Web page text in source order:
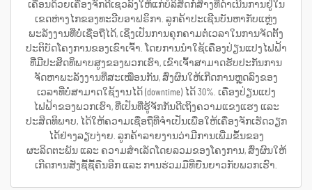
ເຄື່ອນດ້ວຍເຄື່ອງຈັກດີເຊວລົງໃຫ້ແກ່ບໍລິສັດກໍ່ສ້າງທີ່ດຳເນີນການຢູ່ໃນ
ເຂດຫ່າງໄກຂອງທະວີບອາຟຣິກາ. ລູກຄ້າປະເຊີນບັນຫາກັບແຫຼ່ງ
ພະລັງງານທີ່ບໍ່ເຊື່ອຖືໄດ້, ເຊິ່ງເປັນການຄຸກຄາມຕໍ່ເວລາໃນການຈັດຕັ້ງ
ປະຕິບັດໂຄງການຂອງເຂົາເຈົ້າ. ໂດຍການນຳໃຊ້ເຄື່ອງປ່ຽນແປງໄຟຟ້າ
ທີ່ມີປະສິດທິພາບສູງຂອງພວກເຮົາ, ເຂົາເຈົ້າສາມາດຮັບປະກັນການ
ຈັດຫາພະລັງງານທີ່ສະເໝືອນກັນ, ສົ່ງຜົນໃຫ້ເກີດການຫຼຸດລົງຂອງ
ເວລາທີ່ບໍ່ສາມາດໃຊ້ງານໄດ້ (downtime) ໄດ້ 30%. ເຄື່ອງປ່ຽນແປງ
ໄຟຟ້າຂອງພວກເຮົາ, ທີ່ເປັນທີ່ຮູ້ຈັກກັນດີເຖິງຄວາມແຂງແຮງ ແລະ
ປະສິດທິພາບ, ໄດ້ໃຫ້ຄວາມເຊື່ອຖືທີ່ຈຳເປັນເພື່ອໃຫ້ເຄື່ອງຈັກເຮັດວຽກ
ໄດ້ຢ່າງລຽບງ່າຍ. ລູກຄ້າລາຍງານວ່າມີການເພີ່ມຂຶ້ນຂອງ
ຜະລິດຕະພັນ ແລະ ຄວາມສຳເລັດໂດຍລວມຂອງໂຄງການ, ສົ່ງຜົນໃຫ້
ເກີດການສັ່ງຊື້ຊື້ຄືນອີກ ແລະ ການຮ່ວມມືທີ່ຍືນຍາວກັບພວກເຮົາ.